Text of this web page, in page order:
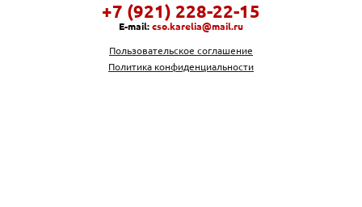
+7 (921) 228-22-15
E-mail: cso.karelia@mail.ru
Пользовательское соглашение
Политика конфиденциальности